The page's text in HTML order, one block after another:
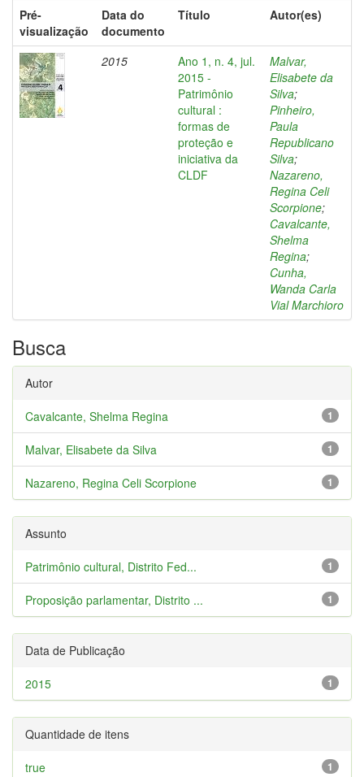
Pré-
visualização
Data do
documento
Título Autor(es)
2015
Ano 1, n. 4, jul.
2015 -
Patrimônio
cultural :
formas de
proteção e
iniciativa da
CLDF
Malvar,
Elisabete da
Silva;
Pinheiro,
Paula
Republicano
Silva;
Nazareno,
Regina Celi
Scorpione;
Cavalcante,
Shelma
Regina;
Cunha,
Wanda Carla
Vial Marchioro
Busca
Autor
1
Cavalcante, Shelma Regina
1
Malvar, Elisabete da Silva
1
Nazareno, Regina Celi Scorpione
Assunto
1
Patrimônio cultural, Distrito Fed...
1
Proposição parlamentar, Distrito ...
Data de Publicação
1
2015
Quantidade de itens
1
true